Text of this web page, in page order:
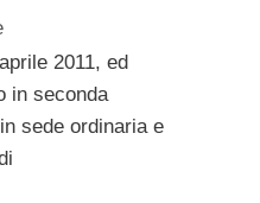
2011, ed
in seconda
sede ordinaria e